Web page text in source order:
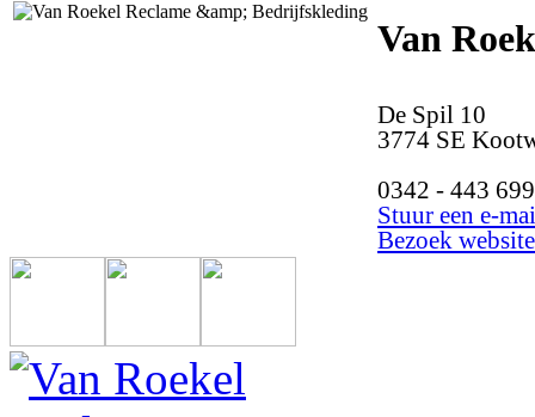
Van
De Spil 10
3774 SE
0342 - 443 699
Stuur een e-
Bezoek website